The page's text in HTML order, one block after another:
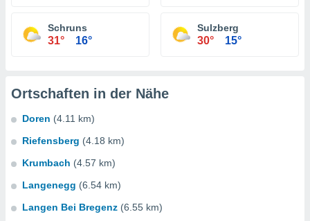
Schruns
31° 16°
Sulzberg
30° 15°
Ortschaften in der Nähe
Doren (4.11 km)
Riefensberg (4.18 km)
Krumbach (4.57 km)
Langenegg (6.54 km)
Langen Bei Bregenz (6.55 km)